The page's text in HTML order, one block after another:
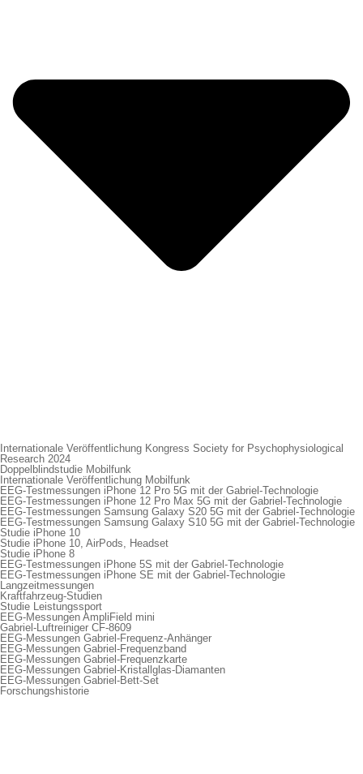
Internationale Veröffentlichung Kongress Society for Psychophysiological
Research 2024
Doppelblindstudie Mobilfunk
Internationale Veröffentlichung Mobilfunk
EEG-Testmessungen iPhone 12 Pro 5G mit der Gabriel-Technologie
EEG-Testmessungen iPhone 12 Pro Max 5G mit der Gabriel-Technologie
EEG-Testmessungen Samsung Galaxy S20 5G mit der Gabriel-Technologie
EEG-Testmessungen Samsung Galaxy S10 5G mit der Gabriel-Technologie
Studie iPhone 10
Studie iPhone 10, AirPods, Headset
Studie iPhone 8
EEG-Testmessungen iPhone 5S mit der Gabriel-Technologie
EEG-Testmessungen iPhone SE mit der Gabriel-Technologie
Langzeitmessungen
Kraftfahrzeug-Studien
Studie Leistungssport
EEG-Messungen AmpliField mini
Gabriel-Luftreiniger CF-8609
EEG-Messungen Gabriel-Frequenz-Anhänger
EEG-Messungen Gabriel-Frequenzband
EEG-Messungen Gabriel-Frequenzkarte
EEG-Messungen Gabriel-Kristallglas-Diamanten
EEG-Messungen Gabriel-Bett-Set
Forschungshistorie